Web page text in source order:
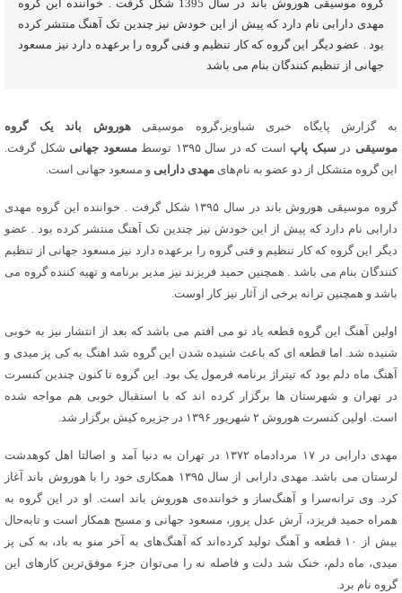
گروه موسیقی هوروش باند در سال 1395 شکل گرفت . خواننده این گروه
مهدی دارابی نام دارد که پیش از این خودش نیز چندین تک آهنگ منتشر کرده
بود . عضو دیگر این گروه که کار تنظیم و فنی گروه را برعهده دارد نیز مسعود
جهانی از تنظیم کنندگان بنام می باشد
به گزارش پایگاه خبری شباویز،گروه موسیقی هوروش باند یک گروه
موسیقی در سبک پاپ است که در سال ۱۳۹۵ توسط مسعود جهانی شکل گرفت.
این گروه متشکل از دو عضو به نام‌های مهدی دارابی و مسعود جهانی است.
گروه موسیقی هوروش باند در سال ۱۳۹۵ شکل گرفت . خواننده این گروه مهدی
دارابی نام دارد که پیش از این خودش نیز چندین تک آهنگ منتشر کرده بود . عضو
دیگر این گروه که کار تنظیم و فنی گروه را برعهده دارد نیز مسعود جهانی از تنظیم
کنندگان بنام می باشد . همچنین حمید فریزند نیز مدیر برنامه و تهیه کننده گروه می
باشد و همچنین ترانه برخی از آثار نیز کار اوست.
اولین آهنگ این گروه قطعه یاد تو می افتم می باشد که بعد از انتشار نیز به خوبی
شنیده شد. اما قطعه ای که باعث شنیده شدن این گروه شد اهنگ به کی پز میدی و
آهنگ ماه دلم بود که تیتراژ برنامه فرمول یک بود. این گروه تا کنون چندین کنسرت
در تهران و شهرستان ها برگزار کرده اند که با استقبال خوبی هم مواجه شده
است. اولین کنسرت هوروش ۲ شهریور ۱۳۹۶ در جزیره کیش برگزار شد.
مهدی دارابی در ۱۷ مردادماه ۱۳۷۲ در تهران به دنیا آمد و اصالتا اهل کوهدشت
لرستان می باشد. مهدی دارابی از سال ۱۳۹۵ همکاری خود را با هوروش باند آغاز
کرد. وی ترانه‌سرا و آهنگ‌ساز و خواننده‌ی هوروش باند است. او در این گروه به
همراه حمید فریزد، آرش عدل پرور، مسعود جهانی و مسیح همکار است و تابه‌حال
بیش از ۱۰ قطعه و آهنگ تولید کرده‌اند که آهنگ‌های به آخر منو به باد، به کی پز
میدی، ماه دلم، خنک شد دلت و فاصله نه را می‌توان جزء موفق‌ترین کارهای این
گروه نام برد.